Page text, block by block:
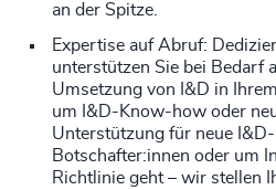
an der Spitze.
Expertise auf Abruf:
unterstützen Sie bei Bedarf
Umsetzung von I&D in
um I&D-Know-how oder
Unterstützung für neue
Botschafter:innen oder um
Richtlinie geht – wir stellen